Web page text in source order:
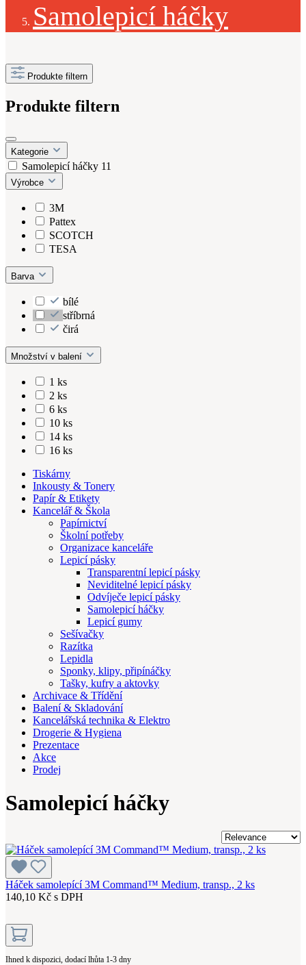
Samolepicí háčky
Produkte filtern
Produkte filtern
Kategorie
Samolepicí háčky 11
Výrobce
3M
Pattex
SCOTCH
TESA
Barva
bílé
stříbrná
čirá
Množství v balení
1 ks
2 ks
6 ks
10 ks
14 ks
16 ks
Tiskárny
Inkousty & Tonery
Papír & Etikety
Kancelář & Škola
Papírnictví
Školní potřeby
Organizace kanceláře
Lepicí pásky
Transparentní lepicí pásky
Neviditelné lepicí pásky
Odvíječe lepicí pásky
Samolepicí háčky
Lepicí gumy
Sešívačky
Razítka
Lepidla
Sponky, klipy, připínáčky
Tašky, kufry a aktovky
Archivace & Třídění
Balení & Skladování
Kancelářská technika & Elektro
Drogerie & Hygiena
Prezentace
Akce
Prodej
Samolepicí háčky
Háček samolepící 3M Command™ Medium, transp., 2 ks
140,10 Kč s DPH
Ihned k dispozici, dodací lhůta 1-3 dny